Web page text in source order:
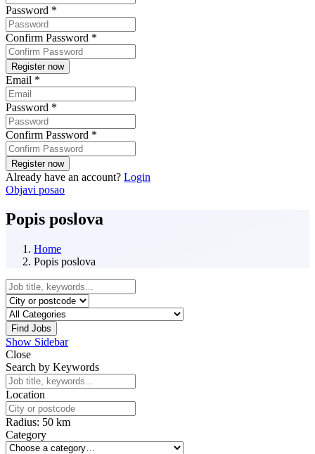
Password *
Confirm Password *
Email *
Password *
Confirm Password *
Already have an account? Login
Objavi posao
Popis poslova
Home
Popis poslova
Find Jobs
Show Sidebar
Close
Search by Keywords
Location
Radius: 50 km
Category